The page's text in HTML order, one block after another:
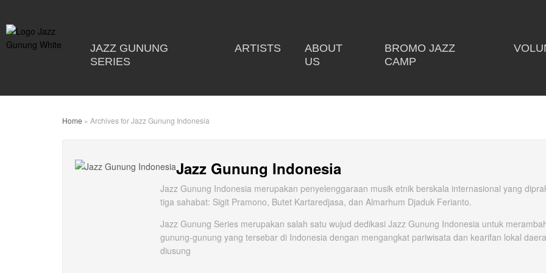
JAZZ GUNUNG
SERIES
ARTISTS
ABOUT
US
BROMO JAZZ
CAMP
Home » Archives for Jazz Gunung Indonesia
Jazz Gunung Indonesia
Jazz Gunung Indonesia merupakan penyelenggaraan musik etnik berskala internasional yang
tiga sahabat: Sigit Pramono, Butet Kartaredjasa, dan Almarhum Djaduk Ferianto.
Jazz Gunung Series merupakan salah satu wujud dedikasi Jazz Gunung Indonesia untuk
gunung-gunung yang tersebar di Indonesia dengan mengangkat pariwisata dan kearifan lokal
diusung